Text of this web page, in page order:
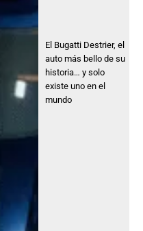
El Bugatti Destrier, el
auto más bello de su
historia… y solo
existe uno en el
mundo